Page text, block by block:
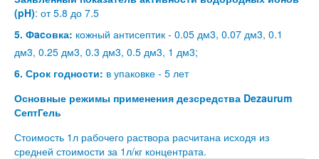
(pH): от 5.8 до 7.5
5. Фacовка: кожный антисептик - 0.05 дм3, 0.07 дм3, 0.1
дм3, 0.25 дм3, 0.3 дм3, 0.5 дм3, 1 дм3;
6. Срок годности: в упаковке - 5 лет
Основные режимы применения дезсредства Dezaurum
СептГель
Стоимость 1л рабочего раствора расчитана исходя из
средней стоимости за 1л/кг концентрата.